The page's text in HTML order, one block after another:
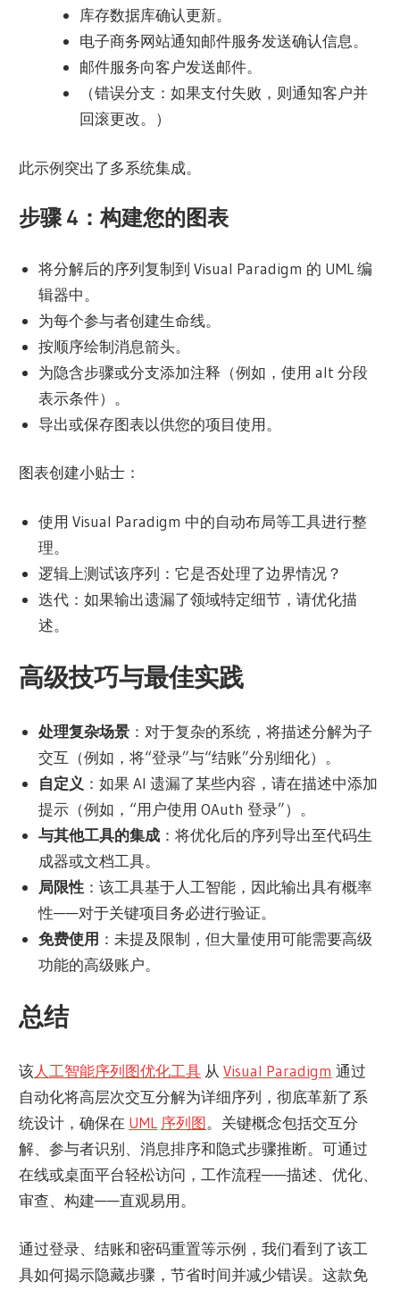
库存数据库确认更新。
电子商务网站通知邮件服务发送确认信息。
邮件服务向客户发送邮件。
（错误分支：如果支付失败，则通知客户并
回滚更改。）
此示例突出了多系统集成。
步骤 4：构建您的图表
将分解后的序列复制到 Visual Paradigm 的 UML 编
辑器中。
为每个参与者创建生命线。
按顺序绘制消息箭头。
为隐含步骤或分支添加注释（例如，使用 alt 分段
表示条件）。
导出或保存图表以供您的项目使用。
图表创建小贴士：
使用 Visual Paradigm 中的自动布局等工具进行整
理。
逻辑上测试该序列：它是否处理了边界情况？
迭代：如果输出遗漏了领域特定细节，请优化描
述。
高级技巧与最佳实践
处理复杂场景：对于复杂的系统，将描述分解为子
交互（例如，将“登录”与“结账”分别细化）。
自定义 ：如果 AI 遗漏了某些内容，请在描述中添加
提示（例如，“用户使用 OAuth 登录”）。
与其他工具的集成：将优化后的序列导出至代码生
成器或文档工具。
局限性：该工具基于人工智能，因此输出具有概率
性——对于关键项目务必进行验证。
免费使用 ：未提及限制，但大量使用可能需要高级
功能的高级账户。
总结
该人工智能序列图优化工具 从Visual Paradigm 通过
自动化将高层次交互分解为详细序列，彻底革新了系
统设计，确保在 UML 序列图。关键概念包括交互分
解、参与者识别、消息排序和隐式步骤推断。可通过
在线或桌面平台轻松访问，工作流程——描述、优化、
审查、构建——直观易用。
通过登录、结账和密码重置等示例，我们看到了该工
具如何揭示隐藏步骤，节省时间并减少错误。这款免